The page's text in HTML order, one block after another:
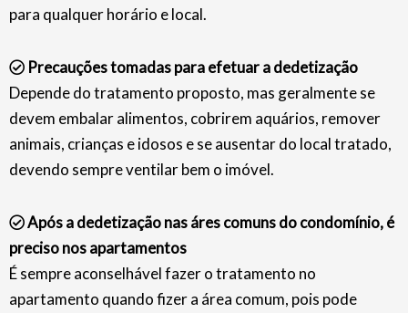
para qualquer horário e local.
Precauções tomadas para efetuar a dedetização
Depende do tratamento proposto, mas geralmente se
devem embalar alimentos, cobrirem aquários, remover
animais, crianças e idosos e se ausentar do local tratado,
devendo sempre ventilar bem o imóvel.
Após a dedetização nas áres comuns do condomínio, é
preciso nos apartamentos
É sempre aconselhável fazer o tratamento no
apartamento quando fizer a área comum, pois pode